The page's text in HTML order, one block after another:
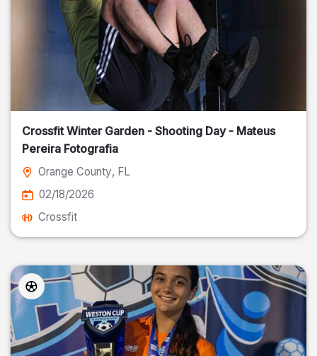
Crossfit Winter Garden - Shooting Day - Mateus
Pereira Fotografia
Orange County, FL
02/18/2026
Crossfit